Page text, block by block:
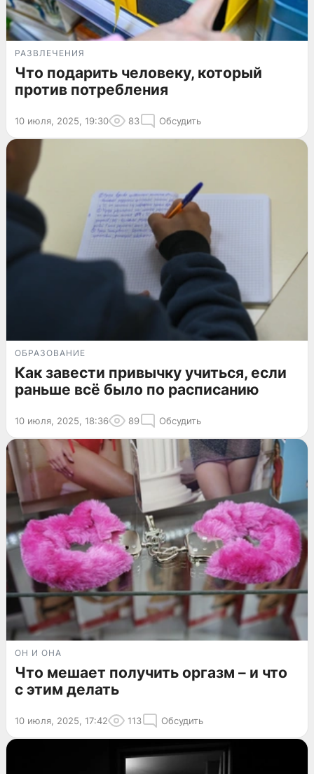
РАЗВЛЕЧЕНИЯ
Что подарить человеку, который
против потребления
10 июля, 2025, 19:30 83 Обсудить
ОБРАЗОВАНИЕ
Как завести привычку учиться, если
раньше всё было по расписанию
10 июля, 2025, 18:36 89 Обсудить
ОН И ОНА
Что мешает получить оргазм – и что
с этим делать
10 июля, 2025, 17:42 113 Обсудить